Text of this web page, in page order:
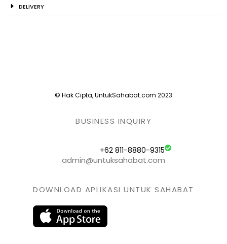
DELIVERY
© Hak Cipta, UntukSahabat.com 2023
BUSINESS INQUIRY
+62 811-8880-9315
admin@untuksahabat.com
DOWNLOAD APLIKASI UNTUK SAHABAT